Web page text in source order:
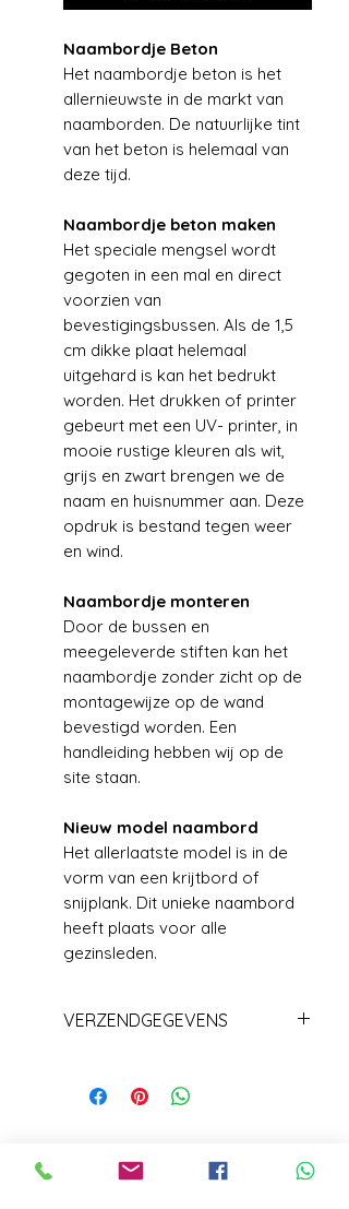
Naambordje Beton
Het naambordje beton is het
allernieuwste in de markt van
naamborden. De natuurlijke tint
van het beton is helemaal van
deze tijd.
Naambordje beton maken
Het speciale mengsel wordt
gegoten in een mal en direct
voorzien van
bevestigingsbussen. Als de 1,5
cm dikke plaat helemaal
uitgehard is kan het bedrukt
worden. Het drukken of printer
gebeurt met een UV- printer, in
mooie rustige kleuren als wit,
grijs en zwart brengen we de
naam en huisnummer aan. Deze
opdruk is bestand tegen weer
en wind.
Naambordje monteren
Door de bussen en
meegeleverde stiften kan het
naambordje zonder zicht op de
montagewijze op de wand
bevestigd worden. Een
handleiding hebben wij op de
site staan.
Nieuw model naambord
Het allerlaatste model is in de
vorm van een krijtbord of
snijplank. Dit unieke naambord
heeft plaats voor alle
gezinsleden.
VERZENDGEGEVENS